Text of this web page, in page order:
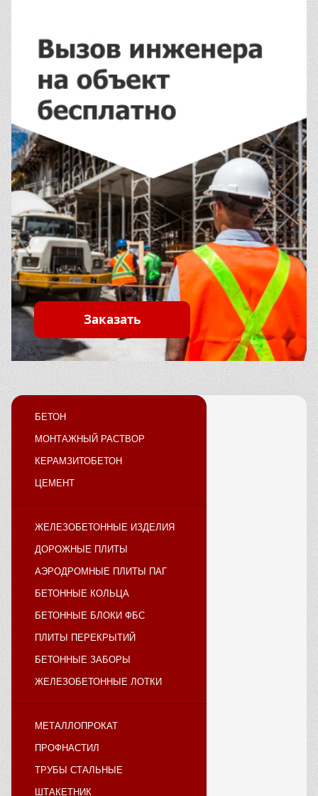
Заказать
БЕТОН
МОНТАЖНЫЙ РАСТВОР
КЕРАМЗИТОБЕТОН
ЦЕМЕНТ
ЖЕЛЕЗОБЕТОННЫЕ ИЗДЕЛИЯ
ДОРОЖНЫЕ ПЛИТЫ
АЭРОДРОМНЫЕ ПЛИТЫ ПАГ
БЕТОННЫЕ КОЛЬЦА
БЕТОННЫЕ БЛОКИ ФБС
ПЛИТЫ ПЕРЕКРЫТИЙ
БЕТОННЫЕ ЗАБОРЫ
ЖЕЛЕЗОБЕТОННЫЕ ЛОТКИ
МЕТАЛЛОПРОКАТ
ПРОФНАСТИЛ
ТРУБЫ СТАЛЬНЫЕ
ШТАКЕТНИК